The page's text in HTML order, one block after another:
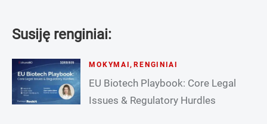
Susiję renginiai:
MOKYMAI ,RENGINIAI
EU Biotech Playbook: Core Legal
Issues & Regulatory Hurdles